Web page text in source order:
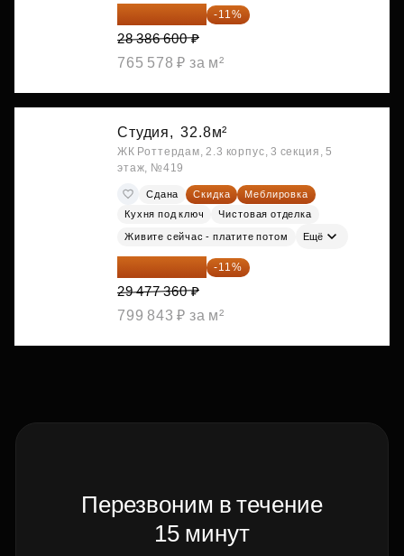
25 264 074 ₽ -11%
28 386 600 ₽
765 578 ₽ за м²
Студия, 32.8м²
ЖК Роттердам, 2.3 корпус, 3 секция, 5
этаж, №419
Сдана Скидка
Меблировка
Кухня под ключ
Чистовая отделка
Живите сейчас - платите потом Ещё
26 234 850 ₽ -11%
29 477 360 ₽
799 843 ₽ за м²
Перезвоним в течение
15 минут